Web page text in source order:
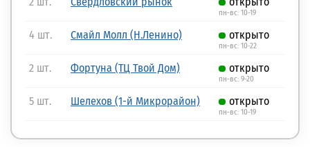
пн-вс: 10-19
4 шт. Смайл Молл (Н.Ленино) открыто
пн-вс: 10-22
2 шт. Фортуна (ТЦ Твой Дом) открыто
пн-вс: 9-20
5 шт. Шелехов (1-й Микрорайон) открыто
пн-вс: 10-19